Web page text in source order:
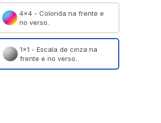
4×4 - Colorida na frente e
no verso.
1×1 - Escala de cinza na
frente e no verso.